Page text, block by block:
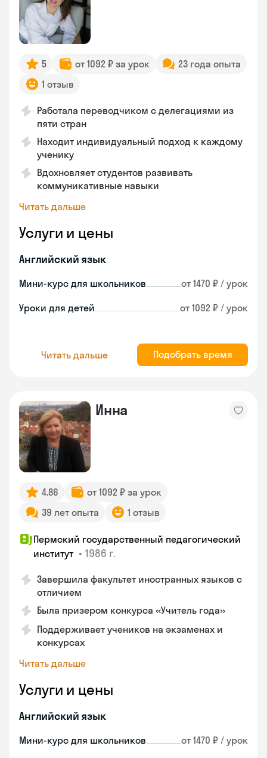
5 от 1092 ₽ за урок
23 года опыта
1 отзыв
Работала переводчиком с делегациями из
пяти стран
Находит индивидуальный подход к каждому
ученику
Вдохновляет студентов развивать
коммуникативные навыки
Читать дальше
Услуги и цены
Английский язык
Мини-курс для школьников от 1470 ₽ / урок
Уроки для детей от 1092 ₽ / урок
Читать дальше Подобрать время
Инна
4.86
от 1092 ₽ за урок
39 лет опыта
1 отзыв
Пермский государственный педагогический
институт • 1986 г.
Завершила факультет иностранных языков с
отличием
Была призером конкурса «Учитель года»
Поддерживает учеников на экзаменах и
конкурсах
Читать дальше
Услуги и цены
Английский язык
Мини-курс для школьников от 1470 ₽ / урок